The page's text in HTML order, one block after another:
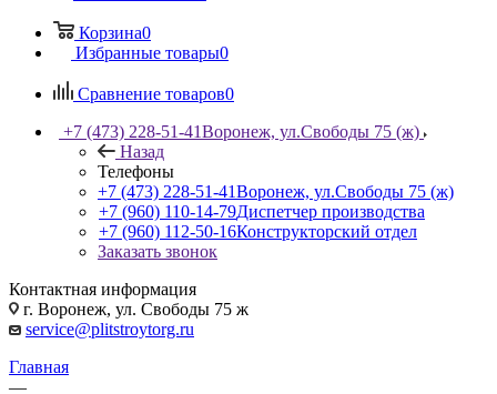
Корзина0
Избранные товары0
Сравнение товаров0
+7 (473) 228-51-41Воронеж, ул.Свободы 75 (ж)
Назад
Телефоны
+7 (473) 228-51-41Воронеж, ул.Свободы 75 (ж)
+7 (960) 110-14-79Диспетчер производства
+7 (960) 112-50-16Конструкторский отдел
Заказать звонок
Контактная информация
г. Воронеж, ул. Свободы 75 ж
service@plitstroytorg.ru
Главная
—